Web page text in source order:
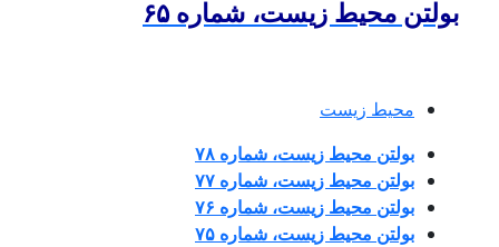
بولتن محیط زیست، شماره ۶۵
محیط زیست
بولتن محیط زیست، شماره ۷۸
بولتن محیط زیست، شماره ۷۷
بولتن محیط زیست، شماره ۷۶
بولتن محیط زیست، شماره ۷۵